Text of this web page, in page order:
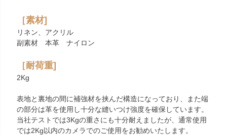
［素材]
リネン、アクリル
副素材 本革 ナイロン
［耐荷重]
2Kg
表地と裏地の間に補強材を挟んだ構造になっており、また端
の部分は革を使用し十分な縫いつけ強度を確保しています。
当社テストでは3Kgの重さにも十分耐えましたが、通常使用
では2Kg以内のカメラでのご使用をお勧めいたします。